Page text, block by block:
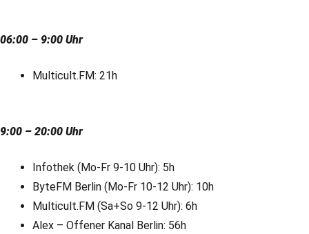
06:00 – 9:00 Uhr
Multicult.FM: 21h
9:00 – 20:00 Uhr
Infothek (Mo-Fr 9-10 Uhr): 5h
ByteFM Berlin (Mo-Fr 10-12 Uhr): 10h
Multicult.FM (Sa+So 9-12 Uhr): 6h
Alex – Offener Kanal Berlin: 56h